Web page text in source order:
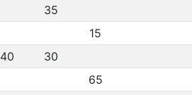
35
15
40 30
65